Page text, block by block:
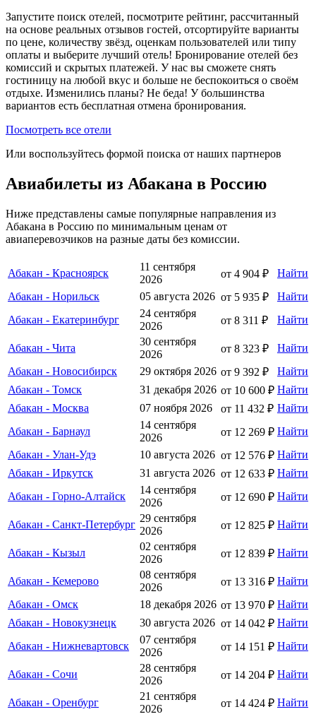
Запустите поиск отелей, посмотрите рейтинг, рассчитанный
на основе реальных отзывов гостей, отсортируйте варианты
по цене, количеству звёзд, оценкам пользователей или типу
оплаты и выберите лучший отель! Бронирование отелей без
комиссий и скрытых платежей. У нас вы сможете снять
гостиницу на любой вкус и больше не беспокоиться о своём
отдыхе. Изменились планы? Не беда! У большинства
вариантов есть бесплатная отмена бронирования.
Посмотреть все отели
Или воспользуйтесь формой поиска от наших партнеров
Авиабилеты из Абакана в Россию
Ниже представлены самые популярные направления из
Абакана в Россию по минимальным ценам от
авиаперевозчиков на разные даты без комиссии.
Абакан - Красноярск
11 сентября
2026
от 4 904 ₽
Найти
Абакан - Норильск
05 августа 2026 от 5 935 ₽
Найти
Абакан - Екатеринбург
24 сентября
2026
от 8 311 ₽ Найти
Абакан - Чита
30 сентября
2026
от 8 323 ₽
Найти
Абакан - Новосибирск
29 октября 2026 от 9 392 ₽
Найти
Абакан - Томск
31 декабря 2026 от 10 600 ₽ Найти
Абакан - Москва
07 ноября 2026 от 11 432 ₽ Найти
Абакан - Барнаул
14 сентября
2026
от 12 269 ₽ Найти
Абакан - Улан-Удэ
10 августа 2026 от 12 576 ₽ Найти
Абакан - Иркутск
31 августа 2026 от 12 633 ₽ Найти
Абакан - Горно-Алтайск
14 сентября
2026
от 12 690 ₽ Найти
Абакан - Санкт-Петербург
29 сентября
2026
от 12 825 ₽ Найти
Абакан - Кызыл
02 сентября
2026
от 12 839 ₽ Найти
Абакан - Кемерово
08 сентября
2026
от 13 316 ₽ Найти
Абакан - Омск
18 декабря 2026 от 13 970 ₽ Найти
Абакан - Новокузнецк
30 августа 2026 от 14 042 ₽ Найти
Абакан - Нижневартовск
07 сентября
2026
от 14 151 ₽ Найти
Абакан - Сочи
28 сентября
2026
от 14 204 ₽ Найти
Абакан - Оренбург
21 сентября
2026
от 14 424 ₽ Найти